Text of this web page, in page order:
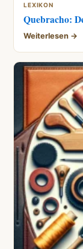
LEXIKON
Quebracho:
Weiterlesen →